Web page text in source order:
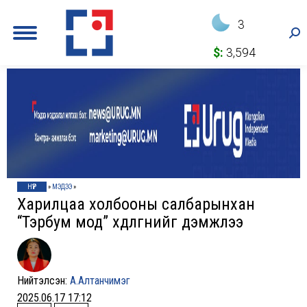
3
$: 3,594
НҮҮР » МЭДЭЭ»
Харилцаа холбооны салбарынхан
“Тэрбум мод” хөдөлгөөнийг дэмжлээ
Нийтэлсэн: А.Алтанчимэг
2025.06.17 17:12